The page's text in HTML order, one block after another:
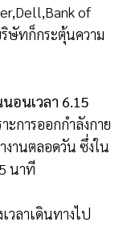
of
ษัทก็กระตุ้นความ
อนเวลา 6.15
ะการออกกำลังกาย
านตลอดวัน ซึ่งใน
นาที
วลาเดินทางไป